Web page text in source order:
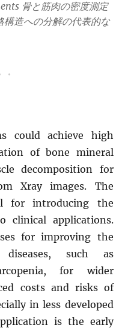
骨と筋肉の密度測定
構造への分解の代表的な
could achieve high
of bone mineral
decomposition for
Xray images. The
for introducing the
clinical applications.
for improving the
such as
for wider
costs and risks of
in less developed
is the early